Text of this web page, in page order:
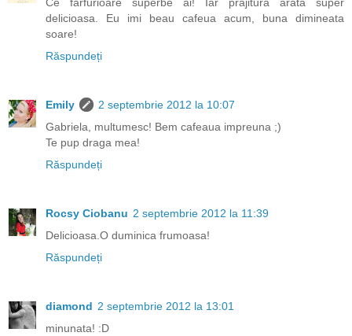
delicioasa. Eu imi beau cafeua acum, buna dimineata
soare!
Răspundeți
Emily
2 septembrie 2012 la 10:07
Gabriela, multumesc! Bem cafeaua impreuna ;)
Te pup draga mea!
Răspundeți
Rocsy Ciobanu 2 septembrie 2012 la 11:39
Delicioasa.O duminica frumoasa!
Răspundeți
diamond 2 septembrie 2012 la 13:01
minunata! :D